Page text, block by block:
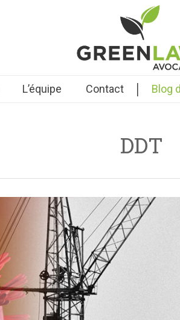
L’équipe Contact | Blog
DDT